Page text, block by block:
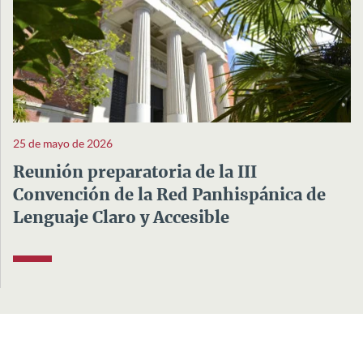
25 de mayo de 2026
Reunión preparatoria de la III
Convención de la Red Panhispánica de
Lenguaje Claro y Accesible